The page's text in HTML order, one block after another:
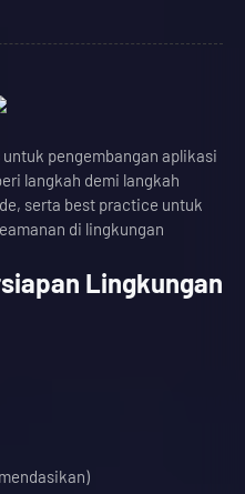
pengembangan aplikasi
langkah demi langkah
serta best practice untuk
di lingkungan
Lingkungan